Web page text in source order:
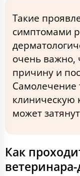
Такие
симптомами
очень важно,
причину и
Самолечение
клиническую
может
Как